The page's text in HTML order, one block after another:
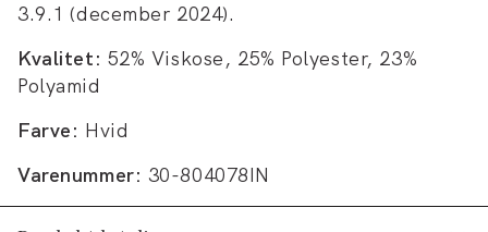
3.9.1 (december 2024).
Kvalitet: 52% Viskose, 25% Polyester, 23%
Polyamid
Farve: Hvid
Varenummer: 30-804078IN